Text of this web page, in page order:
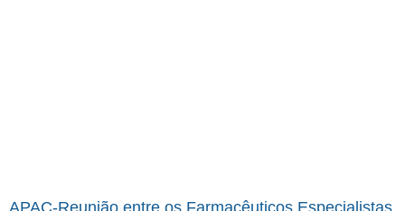
APAC-Reunião entre os Farmacêuticos Especialistas